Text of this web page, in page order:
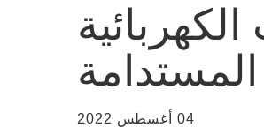
04 أغسطس 2022